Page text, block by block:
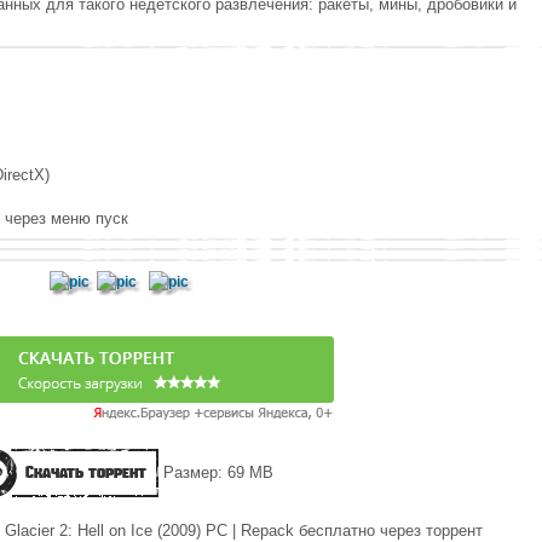
для такого недетского развлечения: ракеты, мины, дробовики и
через меню пуск
Скачать торрент Размер: 69 MB
2: Hell on Ice (2009) РС | Repack бесплатно через торрент